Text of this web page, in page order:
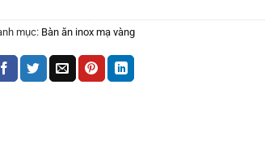
mục: Bàn ăn inox mạ vàng